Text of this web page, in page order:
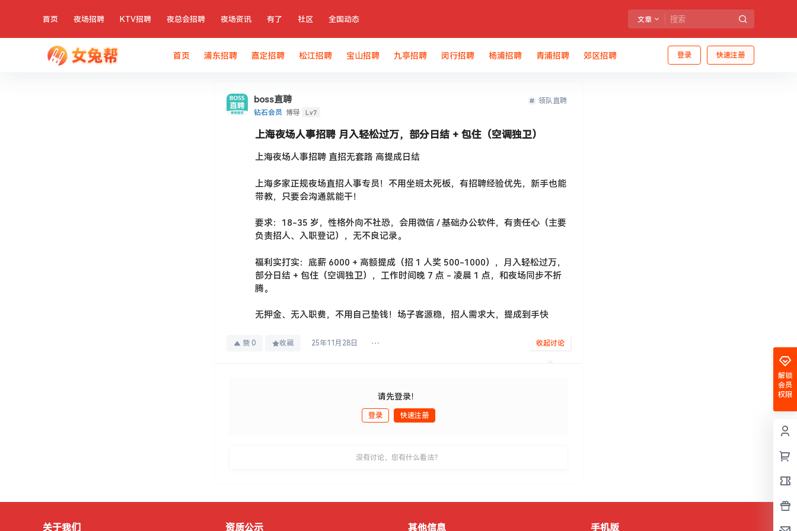
首页 夜场招聘 KTV招聘 夜总会招聘 夜场资讯 有了 社区 全国动态 文章
登录 快速注册
首页 浦东招聘 嘉定招聘 松江招聘 宝山招聘 九亭招聘 闵行招聘 杨浦招聘 青浦招聘 郊区招聘
boss直聘
钻石会员 博导 Lv7
领队直聘
上海夜场人事招聘 月入轻松过万，部分日结 + 包住（空调独卫）
上海夜场人事招聘 直招无套路 高提成日结
上海多家正规夜场直招人事专员！不用坐班太死板，有招聘经验优先，新手也能
带教，只要会沟通就能干！
要求：18-35 岁，性格外向不社恐，会用微信 / 基础办公软件，有责任心（主要
负责招人、入职登记），无不良记录。
福利实打实：底薪 6000 + 高额提成（招 1 人奖 500-1000），月入轻松过万，
部分日结 + 包住（空调独卫），工作时间晚 7 点 - 凌晨 1 点，和夜场同步不折
腾。
无押金、无入职费，不用自己垫钱！场子客源稳，招人需求大，提成到手快
赞 0 收藏 25年11月28日 收起讨论
请先登录！
登录 快速注册
没有讨论，您有什么看法？
解锁
会员
权限
关于我们 资质公示 其他信息 手机版